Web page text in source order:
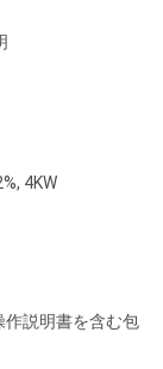
4KW
作説明書を含む包